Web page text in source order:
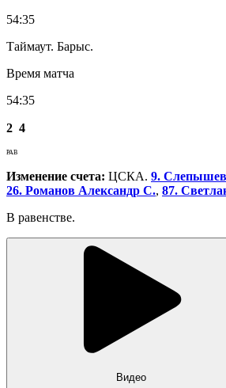
54:35
Таймаут. Барыс.
Время матча
54:35
2 4
РАВ
Изменение счета: ЦСКА. 9.
26. Романов Александр С., 87.
В равенстве.
Видео